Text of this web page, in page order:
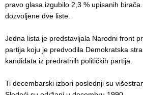
pravo glasa izgubilo 2,3 % upisanih
dozvoljene dve liste.
Jedna lista je predstavljala Narodni front
partija koju je predvodila Demokratska
kandidata iz predratnih političkih partija.
Ti decembarski izbori poslednji su